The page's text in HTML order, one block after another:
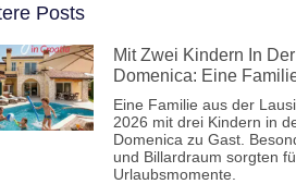
Posts
Mit Zwei Kindern In
Domenica: Eine
Eine Familie aus der
2026 mit drei Kindern in
Domenica zu Gast.
und Billardraum sorgten
Urlaubsmomente.